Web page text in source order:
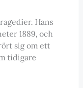
Hans
1889, och
sig om ett
tidigare